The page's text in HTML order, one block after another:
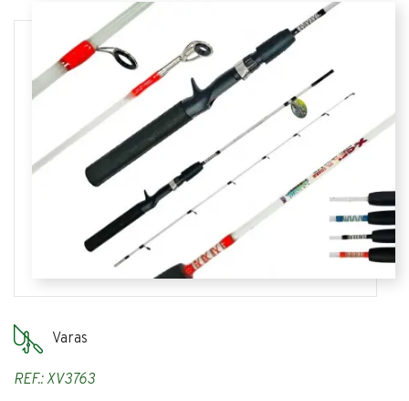
Varas
REF.: XV3763